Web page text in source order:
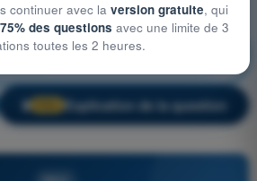
électricité, motorisation et
🔒 Explication de la question
continuer avec la version gratuite, qui
75% des questions avec une limite de 3
toutes les 2 heures.